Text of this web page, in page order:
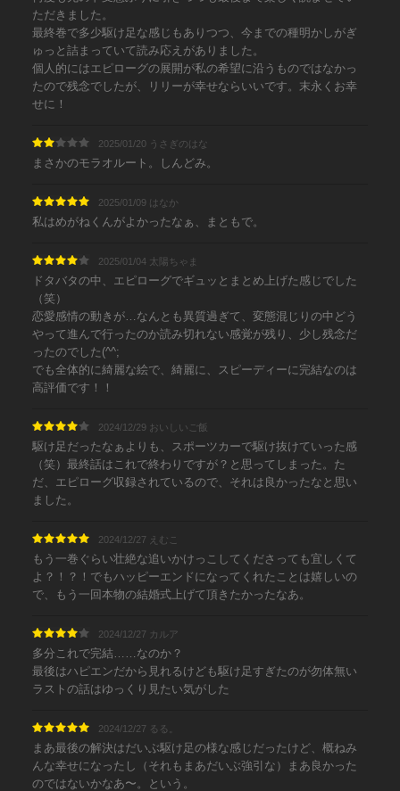
ただきました。
最終巻で多少駆け足な感じもありつつ、今までの種明かしがぎ
ゅっと詰まっていて読み応えがありました。
個人的にはエピローグの展開が私の希望に沿うものではなかっ
たので残念でしたが、リリーが幸せならいいです。末永くお幸
せに！
2025/01/20 うさぎのはな
まさかのモラオルート。しんどみ。
2025/01/09 はなか
私はめがねくんがよかったなぁ、まともで。
2025/01/04 太陽ちゃま
ドタバタの中、エピローグでギュッとまとめ上げた感じでした
（笑）
恋愛感情の動きが…なんとも異質過ぎて、変態混じりの中どう
やって進んで行ったのか読み切れない感覚が残り、少し残念だ
ったのでした(^^;
でも全体的に綺麗な絵で、綺麗に、スピーディーに完結なのは
高評価です！！
2024/12/29 おいしいご飯
駆け足だったなぁよりも、スポーツカーで駆け抜けていった感
（笑）最終話はこれで終わりですが？と思ってしまった。た
だ、エピローグ収録されているので、それは良かったなと思い
ました。
2024/12/27 えむこ
もう一巻ぐらい壮絶な追いかけっこしてくださっても宜しくて
よ？！？！でもハッピーエンドになってくれたことは嬉しいの
で、もう一回本物の結婚式上げて頂きたかったなあ。
2024/12/27 カルア
多分これで完結……なのか？
最後はハピエンだから見れるけども駆け足すぎたのが勿体無い
ラストの話はゆっくり見たい気がした
2024/12/27 るる。
まあ最後の解決はだいぶ駆け足の様な感じだったけど、概ねみ
んな幸せになったし（それもまあだいぶ強引な）まあ良かった
のではないかなあ〜。という。